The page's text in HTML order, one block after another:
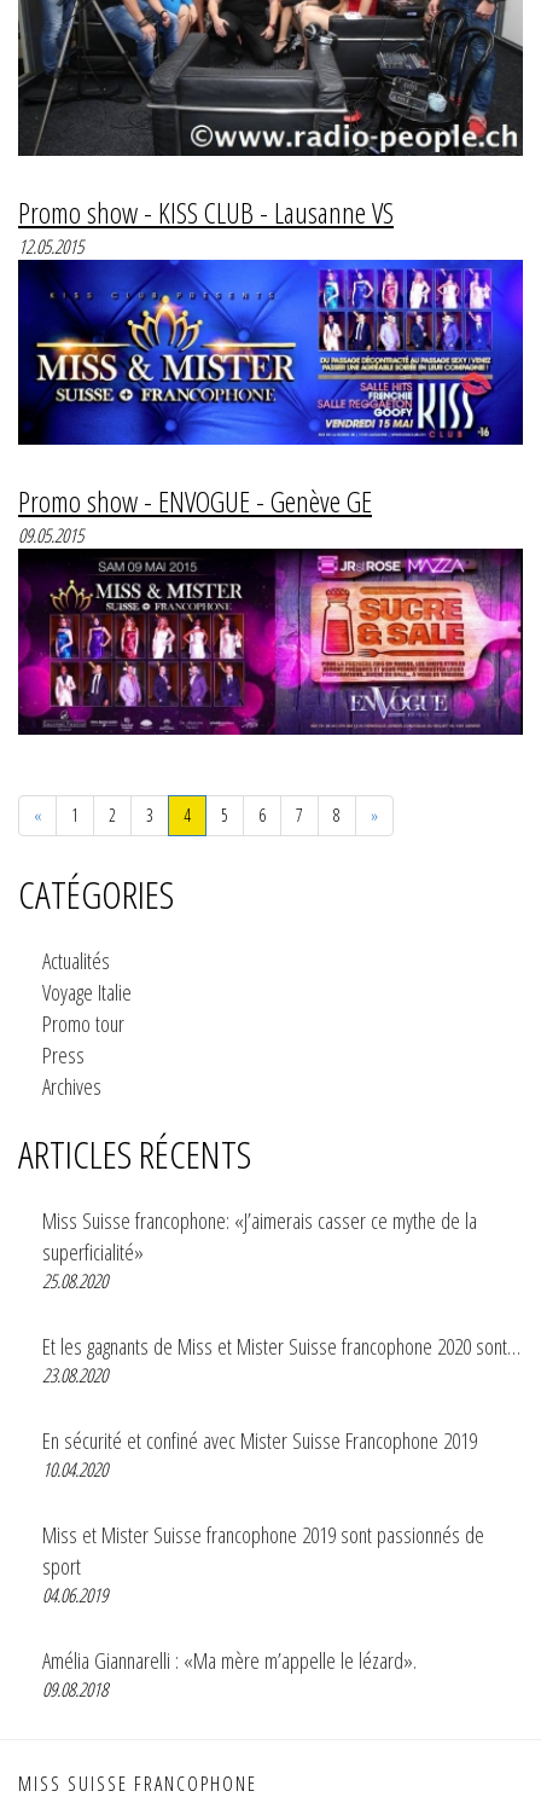
Promo show - KISS CLUB - Lausanne VS
12.05.2015
Promo show - ENVOGUE - Genève GE
09.05.2015
«Previous1 2 3 4 5 6 7 8 »Next
CATÉGORIES
Actualités
Voyage Italie
Promo tour
Press
Archives
ARTICLES RÉCENTS
Miss Suisse francophone: «J’aimerais casser ce mythe de la
superficialité»
25.08.2020
Et les gagnants de Miss et Mister Suisse francophone 2020 sont…
23.08.2020
En sécurité et confiné avec Mister Suisse Francophone 2019
10.04.2020
Miss et Mister Suisse francophone 2019 sont passionnés de
sport
04.06.2019
Amélia Giannarelli : «Ma mère m’appelle le lézard».
09.08.2018
MISS SUISSE FRANCOPHONE